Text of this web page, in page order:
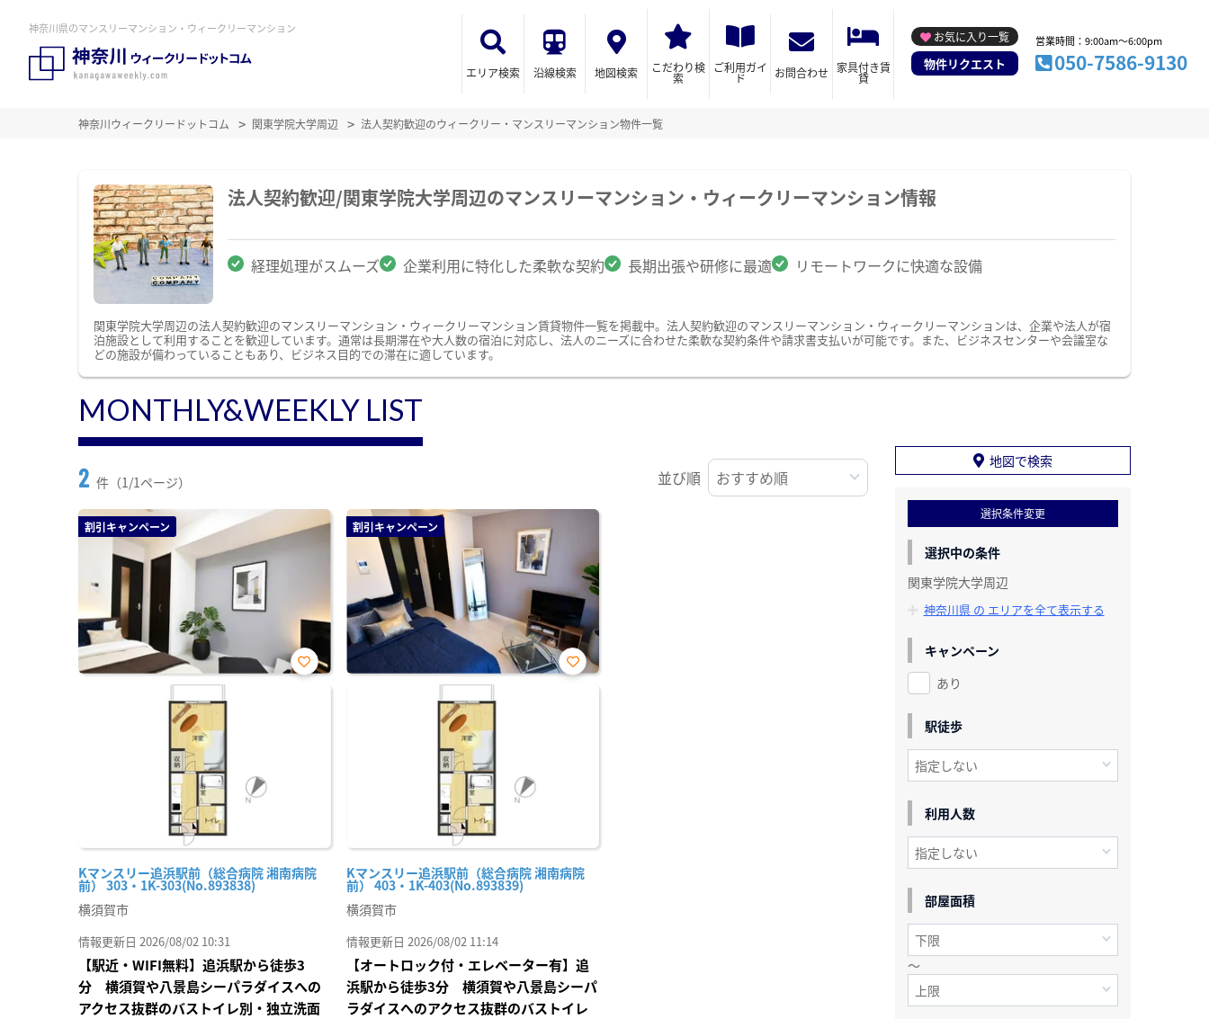
神奈川県のマンスリーマンション・ウィークリーマンション
エリア検索 沿線検索 地図検索 こだわり検
索
ご利用ガイ
ド お問合わせ 家具付き賃
貸
お気に入り一覧
物件リクエスト
営業時間：9:00am～6:00pm
050-7586-9130
神奈川ウィークリードットコム 関東学院大学周辺 法人契約歓迎のウィークリー・マンスリーマンション物件一覧
法人契約歓迎/関東学院大学周辺のマンスリーマンション・ウィークリーマンション情報
経理処理がスムーズ 企業利用に特化した柔軟な契約 長期出張や研修に最適 リモートワークに快適な設備
関東学院大学周辺の法人契約歓迎のマンスリーマンション・ウィークリーマンション賃貸物件一覧を掲載中。法人契約歓迎のマンスリーマンション・ウィークリーマンションは、企業や法人が宿
泊施設として利用することを歓迎しています。通常は長期滞在や大人数の宿泊に対応し、法人のニーズに合わせた柔軟な契約条件や請求書支払いが可能です。また、ビジネスセンターや会議室な
どの施設が備わっていることもあり、ビジネス目的での滞在に適しています。
MONTHLY&WEEKLY LIST
2 件（1/1ページ） 並び順
割引キャンペーン
Kマンスリー追浜駅前（総合病院 湘南病院
前） 303・1K-303(No.893838)
お気
横須賀市
情報更新日 2026/08/02 10:31
【駅近・WIFI無料】追浜駅から徒歩3
分 横須賀や八景島シーパラダイスへの
アクセス抜群のバストイレ別・独立洗面
割引キャンペーン
Kマンスリー追浜駅前（総合病院 湘南病院
前） 403・1K-403(No.893839)
お気
横須賀市
情報更新日 2026/08/02 11:14
【オートロック付・エレベーター有】追
浜駅から徒歩3分 横須賀や八景島シーパ
ラダイスへのアクセス抜群のバストイレ
地図で検索
選択条件変更
選択中の条件
関東学院大学周辺
神奈川県 の エリアを全て表示する
キャンペーン
あり
駅徒歩
利用人数
部屋面積
～